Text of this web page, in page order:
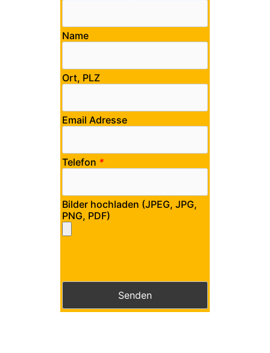
Name
Ort, PLZ
Email Adresse
Telefon *
Bilder hochladen (JPEG, JPG,
PNG, PDF)
Bitte lasse dieses Feld leer.